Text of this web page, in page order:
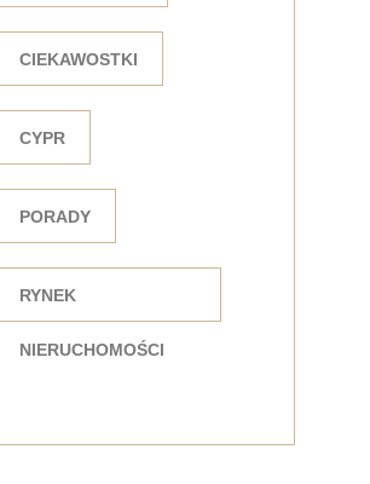
CIEKAWOSTKI
CYPR
PORADY
RYNEK
NIERUCHOMOŚCI